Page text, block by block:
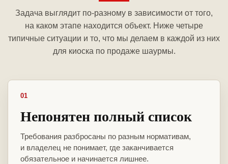
Задача выглядит по-разному в зависимости от того,
на каком этапе находится объект. Ниже четыре
типичные ситуации и то, что мы делаем в каждой из них
для киоска по продаже шаурмы.
01
Непонятен полный список
Требования разбросаны по разным нормативам,
и владелец не понимает, где заканчивается
обязательное и начинается лишнее.